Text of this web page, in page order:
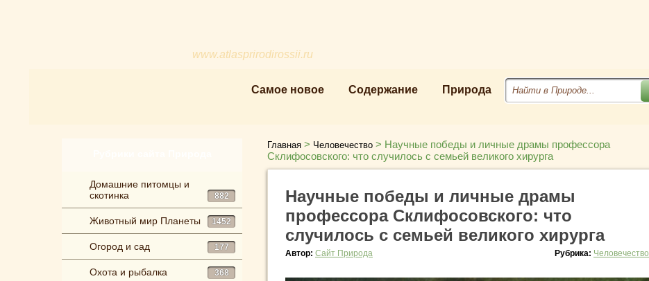
www.atlasprirodirossii.ru
Самое новое Содержание Природа
Домашние питомцы и
скотинка
882
Животный мир Планеты 1452
Огород и сад 177
Охота и рыбалка 368
Главная > Человечество > Научные победы и личные драмы профессора
Склифосовского: что случилось с семьей великого хирурга
Научные победы и личные драмы
профессора Склифосовского: что
случилось с семьей великого хирурга
Автор: Сайт Природа Рубрика: Человечество